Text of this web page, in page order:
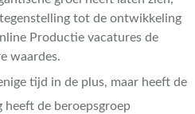
tot de ontwikkeling
Productie vacatures de
waardes.
tijd in de plus, maar heeft de
heeft de beroepsgroep